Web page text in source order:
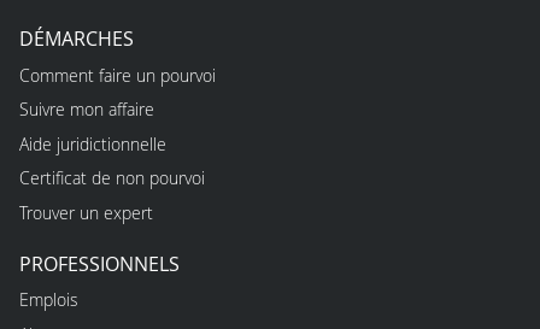
DÉMARCHES
Comment faire un pourvoi
Suivre mon affaire
Aide juridictionnelle
Certificat de non pourvoi
Trouver un expert
PROFESSIONNELS
Emplois